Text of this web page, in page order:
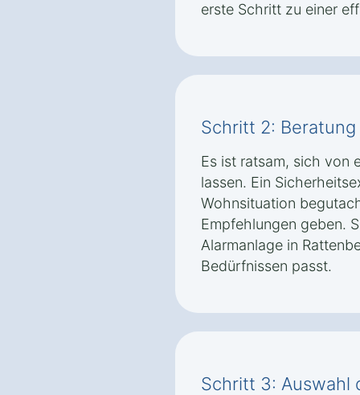
erste Schritt zu einer
Schritt 2:
Es ist ratsam, sich von
lassen. Ein
Wohnsituation
Empfehlungen geben.
Alarmanlage in
Bedürfnissen passt.
Schritt 3: Auswahl